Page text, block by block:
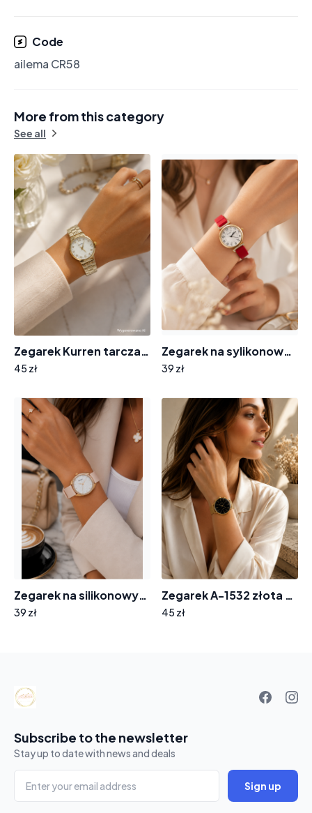
Code
ailema CR58
More from this category
See all
Zegarek Kurren tarcza cyrkonie F-7721
45 zł
Zegarek na sylikonowym pasku 8004 tarcza cyferki cyrkonie
39 zł
Zegarek na silikonowym pasku tarcza z cyrkoniami 8012
39 zł
Zegarek A-1532 złota bransoleta tarcza wskazówki
45 zł
Subscribe to the newsletter
Stay up to date with news and deals
Sign up